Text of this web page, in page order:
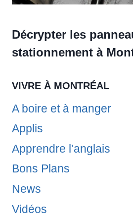
Décrypter les
stationnement à
VIVRE À MONTRÉAL
A boire et à manger
Applis
Apprendre l’anglais
Bons Plans
News
Vidéos